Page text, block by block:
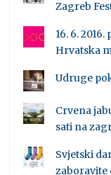
Zagreb
16. 6.
Hrvatska
Udruge
Crvena
sati na
Svjetski
zaboravite